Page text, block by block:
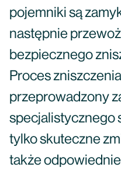
pojemniki są
następnie
bezpiecznego
Proces
przeprowadzony
specjalistycznego
tylko skuteczne
także